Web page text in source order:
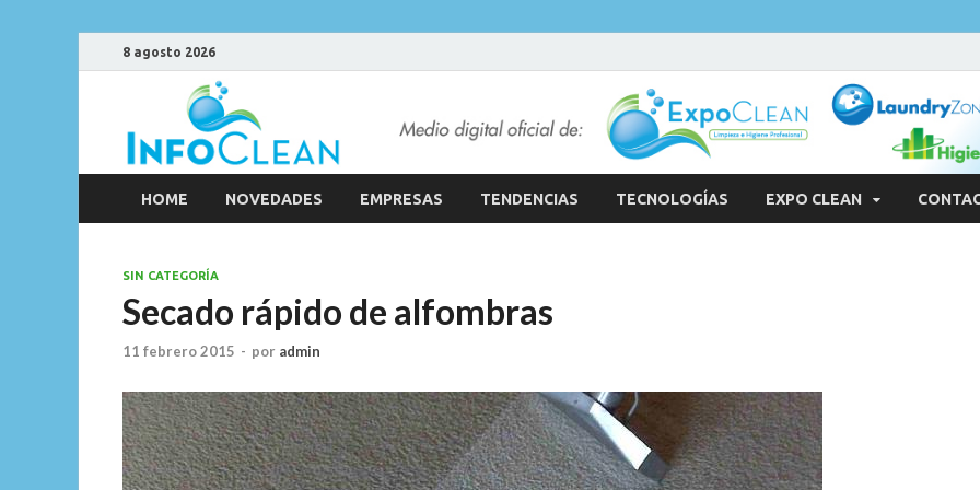
8 agosto 2026
HOME NOVEDADES EMPRESAS TENDENCIAS TECNOLOGÍAS EXPO CLEAN
SIN CATEGORÍA
Secado rápido de alfombras
11 febrero 2015 - por admin